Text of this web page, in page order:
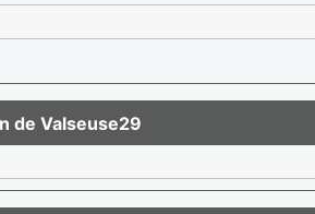
de Valseuse29